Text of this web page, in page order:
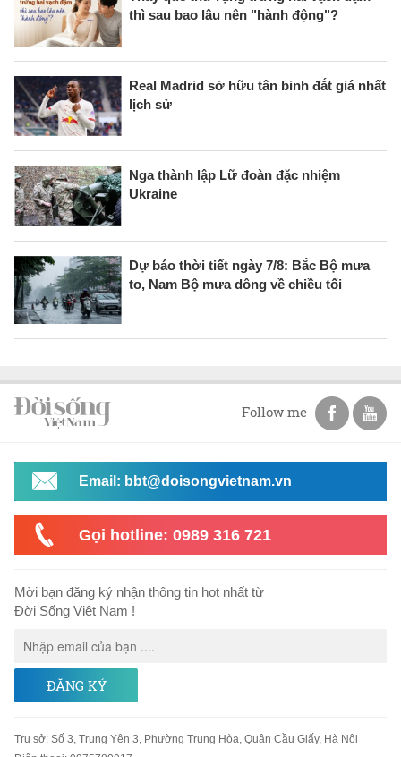
thì sau bao lâu nên "hành động"?
Real Madrid sở hữu tân binh đắt giá nhất
lịch sử
Nga thành lập Lữ đoàn đặc nhiệm
Ukraine
Dự báo thời tiết ngày 7/8: Bắc Bộ mưa
to, Nam Bộ mưa dông về chiều tối
Follow me
Email: bbt@doisongvietnam.vn
Gọi hotline: 0989 316 721
Mời bạn đăng ký nhận thông tin hot nhất từ
Đời Sống Việt Nam !
ĐĂNG KÝ
Trụ sở: Số 3, Trung Yên 3, Phường Trung Hòa, Quận Cầu Giấy, Hà Nội